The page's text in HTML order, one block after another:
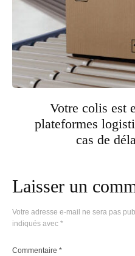
Votre colis est
plateformes
cas de
Laisser un
Votre adresse e-mail ne sera pas
indiqués avec *
Commentaire *